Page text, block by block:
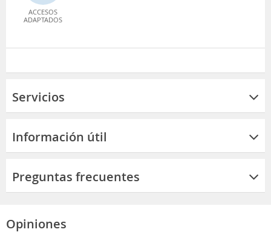
ACCESOS
ADAPTADOS
Servicios
Información útil
Preguntas frecuentes
Opiniones